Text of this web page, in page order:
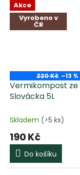
Akce
Vyrobeno v
ČR
220 Kč –13 %
Vermikompost ze
Slovácka 5L
Skladem (>5 ks)
190 Kč
Do košíku